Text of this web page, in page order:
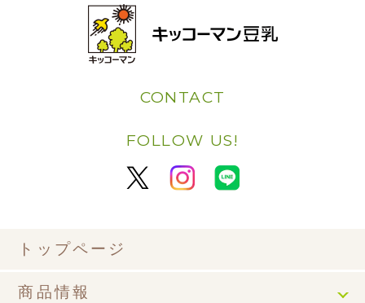
CONTACT
FOLLOW US!
トップページ
商品情報